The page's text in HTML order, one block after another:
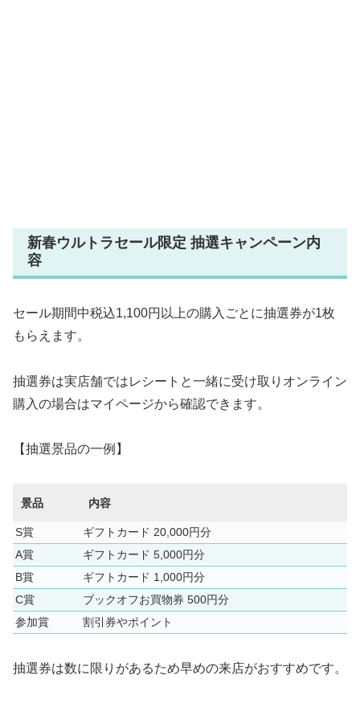
新春ウルトラセール限定 抽選キャンペーン内
容
セール期間中税込1,100円以上の購入ごとに抽選券が1枚
もらえます。
抽選券は実店舗ではレシートと一緒に受け取りオンライン
購入の場合はマイページから確認できます。
【抽選景品の一例】
景品 内容
S賞
ギフトカード 20,000円分
A賞
ギフトカード 5,000円分
B賞
ギフトカード 1,000円分
C賞
ブックオフお買物券 500円分
参加賞
割引券やポイント
抽選券は数に限りがあるため早めの来店がおすすめです。